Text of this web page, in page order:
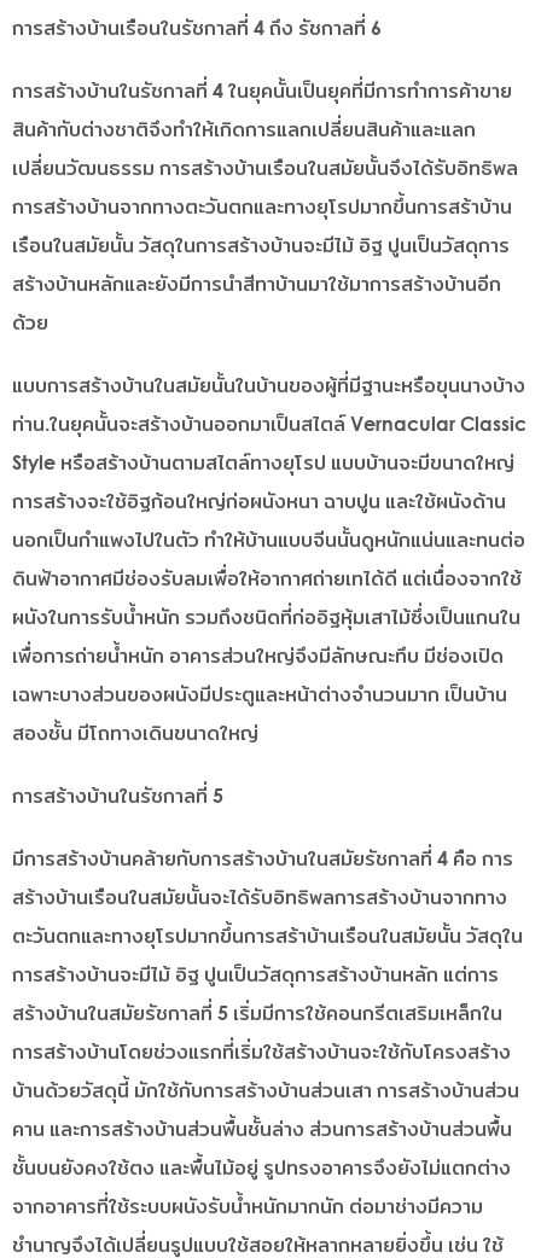
การสร้างบ้านเรือนในรัชกาลที่ 4 ถึง รัชกาลที่ 6
การสร้างบ้านในรัชกาลที่ 4 ในยุคนั้นเป็นยุคที่มีการทำการค้าขาย
สินค้ากับต่างชาติจึงทำให้เกิดการแลกเปลี่ยนสินค้าและแลก
เปลี่ยนวัฒนธรรม การสร้างบ้านเรือนในสมัยนั้นจึงได้รับอิทธิพล
การสร้างบ้านจากทางตะวันตกและทางยุโรปมากขึ้นการสร้าบ้าน
เรือนในสมัยนั้น วัสดุในการสร้างบ้านจะมีไม้ อิฐ ปูนเป็นวัสดุการ
สร้างบ้านหลักและยังมีการนำสีทาบ้านมาใช้มาการสร้างบ้านอีก
ด้วย
แบบการสร้างบ้านในสมัยนั้นในบ้านของผู้ที่มีฐานะหรือขุนนางบ้าง
ท่าน.ในยุคนั้นจะสร้างบ้านออกมาเป็นสไตล์ Vernacular Classic
Style หรือสร้างบ้านตามสไตล์ทางยุโรป แบบบ้านจะมีขนาดใหญ่
การสร้างจะใช้อิฐก้อนใหญ่ก่อผนังหนา ฉาบปูน และใช้ผนังด้าน
นอกเป็นกำแพงไปในตัว ทำให้บ้านแบบจีนนั้นดูหนักแน่นและทนต่อ
ดินฟ้าอากาศมีช่องรับลมเพื่อให้อากาศถ่ายเทได้ดี แต่เนื่องจากใช้
ผนังในการรับน้ำหนัก รวมถึงชนิดที่ก่ออิฐหุ้มเสาไม้ซึ่งเป็นแกนใน
เพื่อการถ่ายน้ำหนัก อาคารส่วนใหญ่จึงมีลักษณะทึบ มีช่องเปิด
เฉพาะบางส่วนของผนังมีประตูและหน้าต่างจำนวนมาก เป็นบ้าน
สองชั้น มีโถทางเดินขนาดใหญ่
การสร้างบ้านในรัชกาลที่ 5
มีการสร้างบ้านคล้ายกับการสร้างบ้านในสมัยรัชกาลที่ 4 คือ การ
สร้างบ้านเรือนในสมัยนั้นจะได้รับอิทธิพลการสร้างบ้านจากทาง
ตะวันตกและทางยุโรปมากขึ้นการสร้าบ้านเรือนในสมัยนั้น วัสดุใน
การสร้างบ้านจะมีไม้ อิฐ ปูนเป็นวัสดุการสร้างบ้านหลัก แต่การ
สร้างบ้านในสมัยรัชกาลที่ 5 เริ่มมีการใช้คอนกรีตเสริมเหล็กใน
การสร้างบ้านโดยช่วงแรกที่เริ่มใช้สร้างบ้านจะใช้กับโครงสร้าง
บ้านด้วยวัสดุนี้ มักใช้กับการสร้างบ้านส่วนเสา การสร้างบ้านส่วน
คาน และการสร้างบ้านส่วนพื้นชั้นล่าง ส่วนการสร้างบ้านส่วนพื้น
ชั้นบนยังคงใช้ตง และพื้นไม้อยู่ รูปทรงอาคารจึงยังไม่แตกต่าง
จากอาคารที่ใช้ระบบผนังรับน้ำหนักมากนัก ต่อมาช่างมีความ
ชำนาญจึงได้เปลี่ยนรูปแบบใช้สอยให้หลากหลายยิ่งขึ้น เช่น ใช้